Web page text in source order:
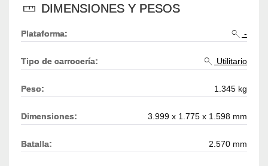
DIMENSIONES Y PESOS
Plataforma: -
Tipo de carrocería: Utilitario
Peso: 1.345 kg
Dimensiones: 3.999 x 1.775 x 1.598 mm
Batalla: 2.570 mm